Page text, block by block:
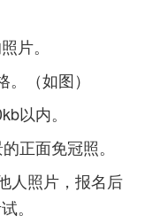
片。
（如图）
以内。
正面免冠照。
人照片，报名后
。